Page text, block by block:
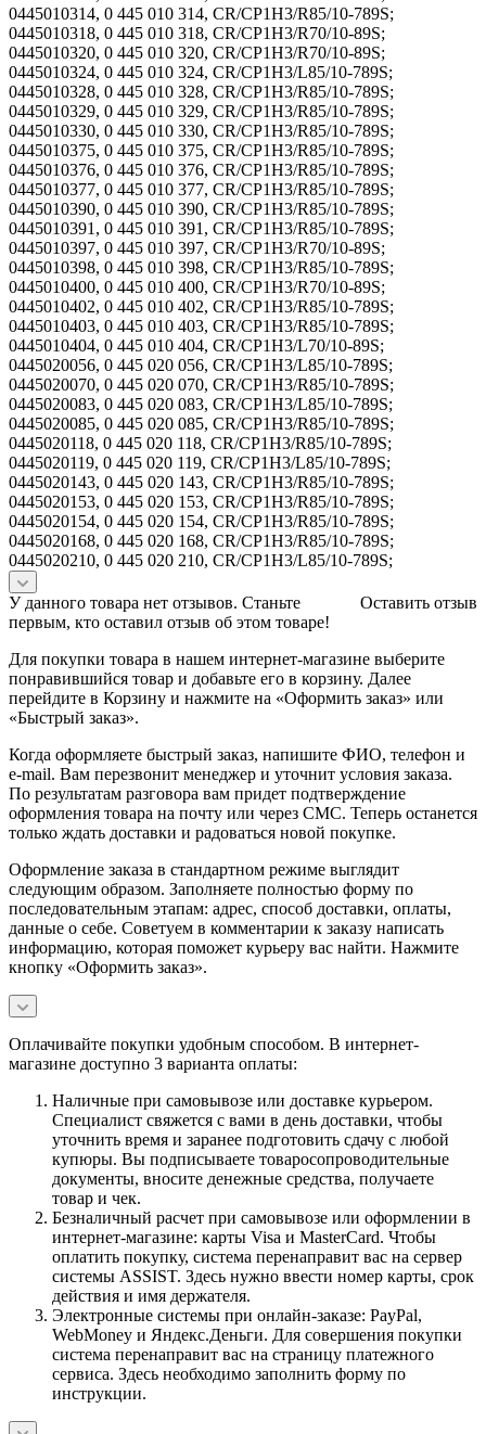
0445010314, 0 445 010 314, CR/CP1H3/R85/10-789S;
0445010318, 0 445 010 318, CR/CP1H3/R70/10-89S;
0445010320, 0 445 010 320, CR/CP1H3/R70/10-89S;
0445010324, 0 445 010 324, CR/CP1H3/L85/10-789S;
0445010328, 0 445 010 328, CR/CP1H3/R85/10-789S;
0445010329, 0 445 010 329, CR/CP1H3/R85/10-789S;
0445010330, 0 445 010 330, CR/CP1H3/R85/10-789S;
0445010375, 0 445 010 375, CR/CP1H3/R85/10-789S;
0445010376, 0 445 010 376, CR/CP1H3/R85/10-789S;
0445010377, 0 445 010 377, CR/CP1H3/R85/10-789S;
0445010390, 0 445 010 390, CR/CP1H3/R85/10-789S;
0445010391, 0 445 010 391, CR/CP1H3/R85/10-789S;
0445010397, 0 445 010 397, CR/CP1H3/R70/10-89S;
0445010398, 0 445 010 398, CR/CP1H3/R85/10-789S;
0445010400, 0 445 010 400, CR/CP1H3/R70/10-89S;
0445010402, 0 445 010 402, CR/CP1H3/R85/10-789S;
0445010403, 0 445 010 403, CR/CP1H3/R85/10-789S;
0445010404, 0 445 010 404, CR/CP1H3/L70/10-89S;
0445020056, 0 445 020 056, CR/CP1H3/L85/10-789S;
0445020070, 0 445 020 070, CR/CP1H3/R85/10-789S;
0445020083, 0 445 020 083, CR/CP1H3/L85/10-789S;
0445020085, 0 445 020 085, CR/CP1H3/R85/10-789S;
0445020118, 0 445 020 118, CR/CP1H3/R85/10-789S;
0445020119, 0 445 020 119, CR/CP1H3/L85/10-789S;
0445020143, 0 445 020 143, CR/CP1H3/R85/10-789S;
0445020153, 0 445 020 153, CR/CP1H3/R85/10-789S;
0445020154, 0 445 020 154, CR/CP1H3/R85/10-789S;
0445020168, 0 445 020 168, CR/CP1H3/R85/10-789S;
0445020210, 0 445 020 210, CR/CP1H3/L85/10-789S;
Оставить отзыв
У данного товара нет отзывов. Станьте
первым, кто оставил отзыв об этом товаре!
Для покупки товара в нашем интернет-магазине выберите
понравившийся товар и добавьте его в корзину. Далее
перейдите в Корзину и нажмите на «Оформить заказ» или
«Быстрый заказ».
Когда оформляете быстрый заказ, напишите ФИО, телефон и
e-mail. Вам перезвонит менеджер и уточнит условия заказа.
По результатам разговора вам придет подтверждение
оформления товара на почту или через СМС. Теперь останется
только ждать доставки и радоваться новой покупке.
Оформление заказа в стандартном режиме выглядит
следующим образом. Заполняете полностью форму по
последовательным этапам: адрес, способ доставки, оплаты,
данные о себе. Советуем в комментарии к заказу написать
информацию, которая поможет курьеру вас найти. Нажмите
кнопку «Оформить заказ».
Оплачивайте покупки удобным способом. В интернет-
магазине доступно 3 варианта оплаты:
Наличные при самовывозе или доставке курьером.
Специалист свяжется с вами в день доставки, чтобы
уточнить время и заранее подготовить сдачу с любой
купюры. Вы подписываете товаросопроводительные
документы, вносите денежные средства, получаете
товар и чек.
Безналичный расчет при самовывозе или оформлении в
интернет-магазине: карты Visa и MasterCard. Чтобы
оплатить покупку, система перенаправит вас на сервер
системы ASSIST. Здесь нужно ввести номер карты, срок
действия и имя держателя.
Электронные системы при онлайн-заказе: PayPal,
WebMoney и Яндекс.Деньги. Для совершения покупки
система перенаправит вас на страницу платежного
сервиса. Здесь необходимо заполнить форму по
инструкции.